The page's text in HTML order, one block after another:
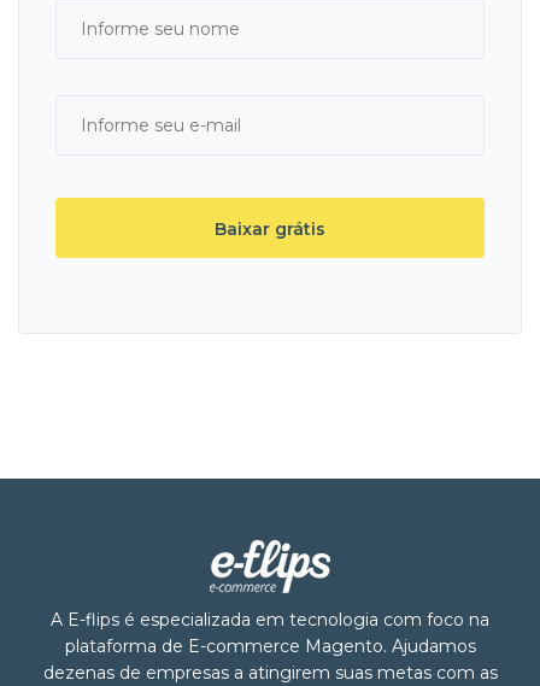
A E-flips é especializada em tecnologia com foco na
plataforma de E-commerce Magento. Ajudamos
dezenas de empresas a atingirem suas metas com as